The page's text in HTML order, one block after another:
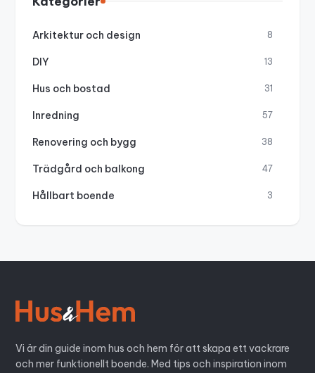
Arkitektur och design 8
DIY 13
Hus och bostad 31
Inredning 57
Renovering och bygg 38
Trädgård och balkong 47
Hållbart boende 3
Vi är din guide inom hus och hem för att skapa ett vackrare
och mer funktionellt boende. Med tips och inspiration inom